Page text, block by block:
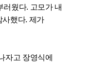
러웠다. 고모가 내
했다. 제가
자고 장영식에